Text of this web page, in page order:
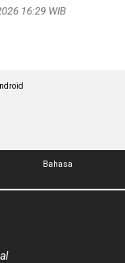
16:29 WIB
Bahasa